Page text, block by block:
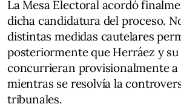
La Mesa Electoral acordó
dicha candidatura del proceso.
distintas medidas cautelares
posteriormente que Herráez y
concurrieran provisionalmente a
mientras se resolvía la
tribunales.